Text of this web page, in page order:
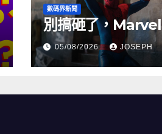
數碼界新聞
別搞砸了，Marvel
05/08/2026 JOSEPH